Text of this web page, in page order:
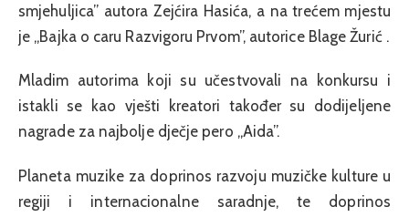
smjehuljica” autora Zejćira Hasića, a na trećem mjestu
je „Bajka o caru Razvigoru Prvom”, autorice Blage Žurić .
Mladim autorima koji su učestvovali na konkursu i
istakli se kao vješti kreatori također su dodijeljene
nagrade za najbolje dječje pero „Aida”.
Planeta muzike za doprinos razvoju muzičke kulture u
regiji i internacionalne saradnje, te doprinos